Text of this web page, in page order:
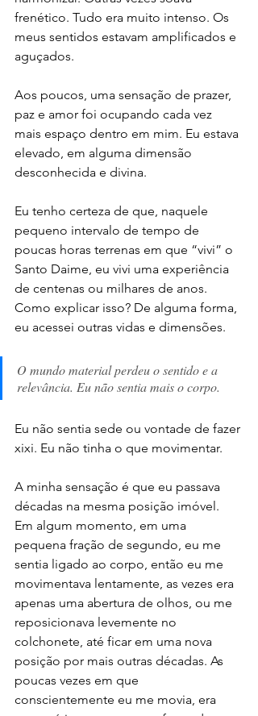
frenético. Tudo era muito intenso. Os
meus sentidos estavam amplificados e
aguçados.
Aos poucos, uma sensação de prazer,
paz e amor foi ocupando cada vez
mais espaço dentro em mim. Eu estava
elevado, em alguma dimensão
desconhecida e divina.
Eu tenho certeza de que, naquele
pequeno intervalo de tempo de
poucas horas terrenas em que “vivi” o
Santo Daime, eu vivi uma experiência
de centenas ou milhares de anos.
Como explicar isso? De alguma forma,
eu acessei outras vidas e dimensões.
O mundo material perdeu o sentido e a
relevância. Eu não sentia mais o corpo.
Eu não sentia sede ou vontade de fazer
xixi. Eu não tinha o que movimentar.
A minha sensação é que eu passava
décadas na mesma posição imóvel.
Em algum momento, em uma
pequena fração de segundo, eu me
sentia ligado ao corpo, então eu me
movimentava lentamente, as vezes era
apenas uma abertura de olhos, ou me
reposicionava levemente no
colchonete, até ficar em uma nova
posição por mais outras décadas. As
poucas vezes em que
conscientemente eu me movia, era